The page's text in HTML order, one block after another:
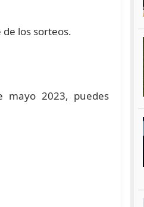
los sorteos.
mayo 2023, puedes